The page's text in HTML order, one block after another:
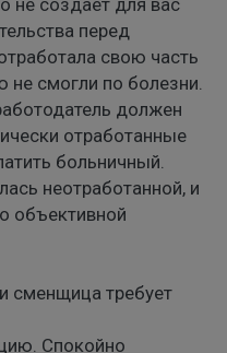
перед
свою часть
смогли по болезни.
должен
отработанные
больничный.
неотработанной, и
объективной
сменщица требует
Спокойно